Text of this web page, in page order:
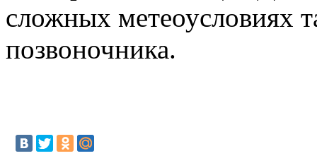
сложных метеоусловиях
позвоночника.